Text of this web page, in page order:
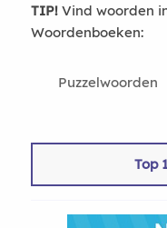
TIP!Vind woorden
Woordenboeken:
Puzzelwoorden
Top